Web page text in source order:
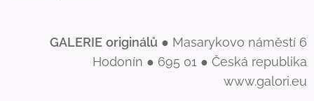
GALERIE originálů ● Masarykovo náměstí 6
Hodonín ● 695 01 ● Česká republika
www.galori.eu